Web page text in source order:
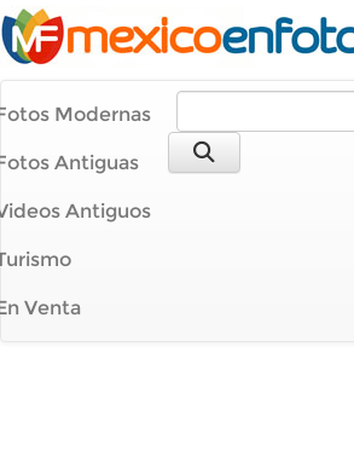
Modernas
Antiguas
Antiguos
Venta